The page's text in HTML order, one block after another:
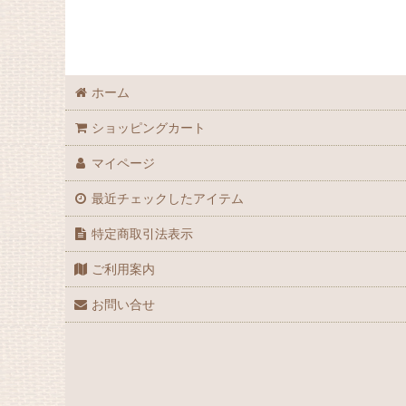
ホーム
ショッピングカート
マイページ
最近チェックしたアイテム
特定商取引法表示
ご利用案内
お問い合せ